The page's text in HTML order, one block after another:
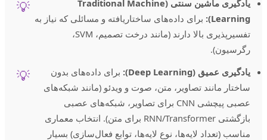
💡
یادگیری ماشين سنتی (Traditional Machine
Learning):
برای داده‌های ساختاریافته و مسائلی که نیاز به
تفسیرپذیری بالا دارند (مانند درخت تصمیم، SVM،
رگرسیون).
💡 یادگیری عمیق (Deep Learning):
برای داده‌های بدون
ساختار مانند تصاویر، متن، صوت و ویدئو (مانند شبکه‌های
عصبی پیچشی CNN برای تصاویر، شبکه‌های عصبی
بازگشتی RNN/Transformer برای متن). انتخاب معماری
مناسب (تعداد لایه‌ها، نوع لایه‌ها، توابع فعال‌سازی) بسیار